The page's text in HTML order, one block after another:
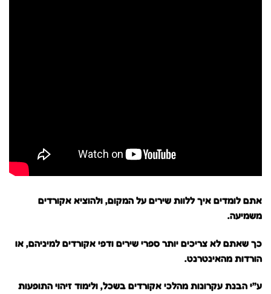
אתם לומדים איך ללוות שירים על המקום, ולהוציא אקורדים
משמיעה.
כך שאתם לא צריכים יותר ספרי שירים ודפי אקורדים למיניהם, או
הורדות מהאינטרנט.
ע”י הבנת עקרונות מהלכי אקורדים בשכל, ולימוד זיהוי התופעות